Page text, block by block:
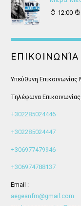
12:00
ΕΠΙΚΟΙΝΩΝΊΑ
Υπεύθυνη
Τηλέφωνα Επικοινωνίας
+302285024446
+302285024447
+306977479946
+306974788137
Email :
aegeanfm@gmail.com